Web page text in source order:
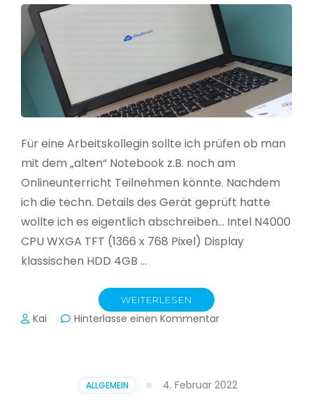
Für eine Arbeitskollegin sollte ich prüfen ob man
mit dem „alten“ Notebook z.B. noch am
Onlineunterricht Teilnehmen könnte. Nachdem
ich die techn. Details des Gerät geprüft hatte
wollte ich es eigentlich abschreiben… Intel N4000
CPU WXGA TFT (1366 x 768 Pixel) Display
klassischen HDD 4GB …
WEITERLESEN
Kai Hinterlasse einen Kommentarzu
ALLGEMEIN 4. Februar 2022